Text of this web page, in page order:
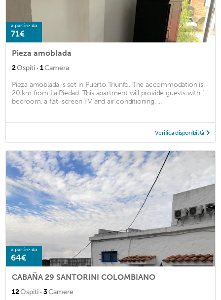
a partire da
71€
Pieza amoblada
2Ospiti · 1Camera
Pieza amoblada is set in Puerto Triunfo. The accommodation is
20 km from La Piedad. This apartment will provide guests with 1
bedroom, a flat-screen TV and air conditioning. ...
Verifica disponibilità
a partire da
64€
CABAÑA 29 SANTORINI COLOMBIANO
12Ospiti · 3Camere